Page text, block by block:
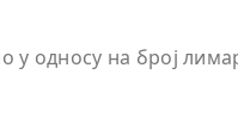
односу на број